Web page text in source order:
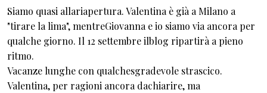
Siamo quasi allariapertura. Valentina è già a Milano a
"tirare la lima", mentreGiovanna e io siamo via ancora per
qualche giorno. Il 12 settembre ilblog ripartirà a pieno
ritmo.
Vacanze lunghe con qualchesgradevole strascico.
Valentina, per ragioni ancora dachiarire, ma